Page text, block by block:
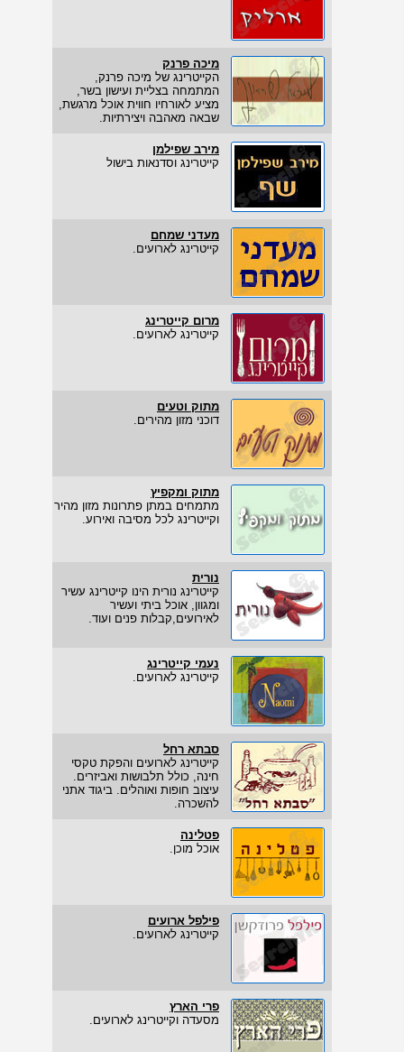
מיכה פרנק
הקייטרינג של מיכה פרנק,
המתמחה בצליית ועישון בשר,
מציע לאורחיו חווית אוכל מרגשת,
שבאה מאהבה ויצירתיות.
מירב שפילמן
קייטרינג וסדנאות בישול
מעדני שמחם
קייטרינג לארועים.
מרום קייטרינג
קייטרינג לארועים.
מתוק וטעים
דוכני מזון מהירים.
מתוק ומקפיץ
מתמחים במתן פתרונות מזון מהיר
וקייטרינג לכל מסיבה ואירוע.
נורית
קייטרינג נורית הינו קייטרינג עשיר
ומגוון, אוכל ביתי ועשיר
לאירועים,קבלות פנים ועוד.
נעמי קייטרינג
קייטרינג לארועים.
סבתא רחל
קייטרינג לארועים והפקת טקסי
חינה, כולל תלבושות ואביזרים.
עיצוב חופות ואוהלים. ביגוד אתני
להשכרה.
פטלינה
אוכל מוכן.
פילפל ארועים
קייטרינג לארועים.
פרי הארץ
מסעדה וקייטרינג לארועים.